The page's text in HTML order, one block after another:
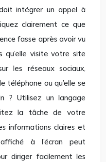
intégrer un appel à
clairement ce que
fasse après avoir vu
qu’elle visite votre site
les réseaux sociaux,
téléphone ou qu’elle se
? Utilisez un langage
la tâche de votre
informations claires et
à l’écran peut
diriger facilement les